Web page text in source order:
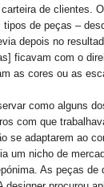
de clientes.
de peças –
depois no
ficavam com o
as cores ou as
como alguns
com que
se adaptarem ao
um nicho de
As peças de